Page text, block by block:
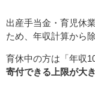
出産手当金・育児休
ため、年収計算から
育休中の方は「年収
寄付できる上限が大